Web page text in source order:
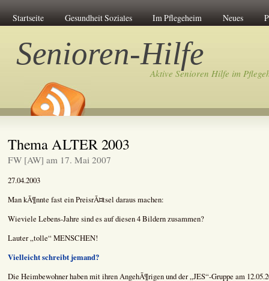
Startseite Gesundheit Soziales Im Pflegeheim Neues
Senioren-Hilfe
Aktive Senioren Hilfe im
Thema ALTER 2003
FW [AW] am 17. Mai 2007
27.04.2003
Man kÃ¶nnte fast ein PreisrÃ¤tsel daraus machen:
Wieviele Lebens-Jahre sind es auf diesen 4 Bildern zusammen?
Lauter „tolle“ MENSCHEN!
Vielleicht schreibt jemand?
Die Heimbewohner haben mit ihren AngehÃ¶rigen und der „JES“-Gruppe am